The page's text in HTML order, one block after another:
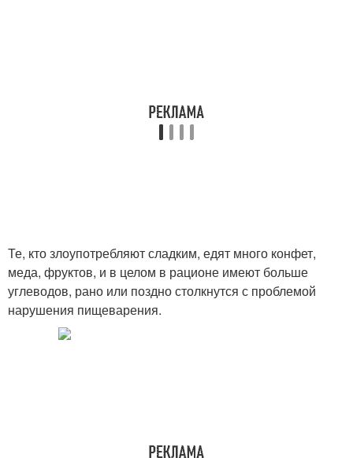
Те, кто злоупотребляют сладким, едят много конфет,
меда, фруктов, и в целом в рационе имеют больше
углеводов, рано или поздно столкнутся с проблемой
нарушения пищеварения.